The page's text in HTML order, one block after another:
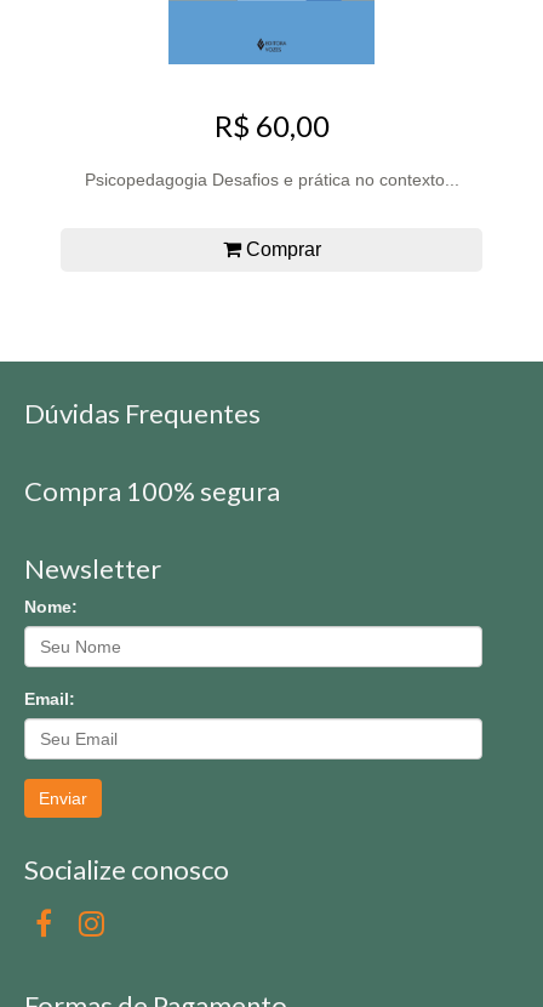
R$ 60,00
Psicopedagogia Desafios e prática no contexto...
Comprar
Dúvidas Frequentes
Compra 100% segura
Newsletter
Nome:
Email:
Enviar
Socialize conosco